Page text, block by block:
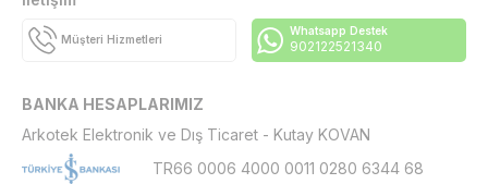
Müşteri Hizmetleri
Whatsapp Destek
902122521340
BANKA HESAPLARIMIZ
Arkotek Elektronik ve Dış Ticaret - Kutay KOVAN
TR66 0006 4000 0011 0280 6344 68